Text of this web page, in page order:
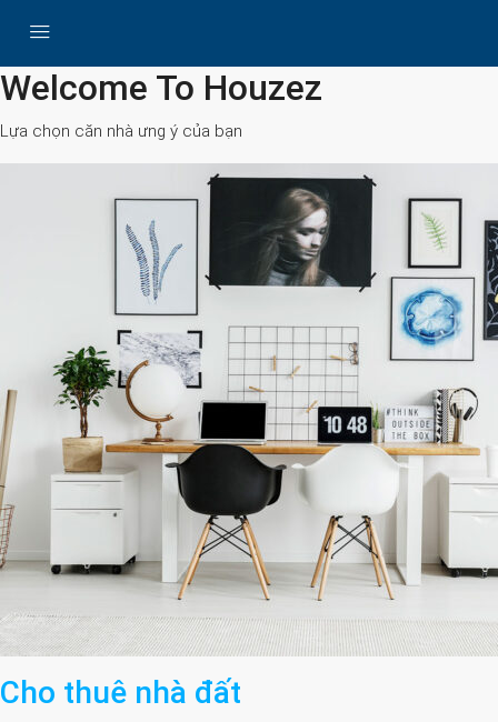
Search
Welcome To Houzez
Lựa chọn căn nhà ưng ý của bạn
Cho thuê nhà đất